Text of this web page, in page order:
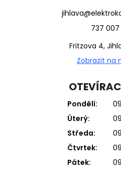
737 007
Fritzova 4,
Zobrazit na
Pondělí:
Úterý:
Středa:
Čtvrtek:
Pátek: